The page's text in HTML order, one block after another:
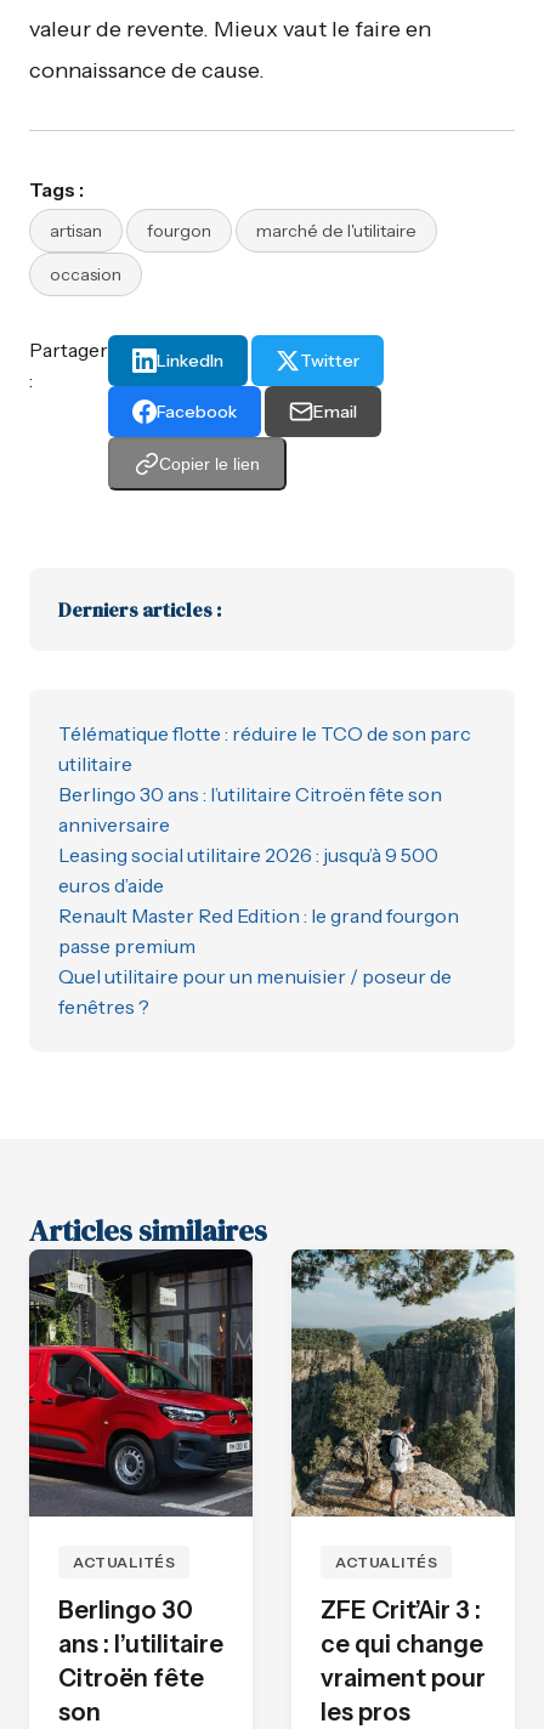
valeur de revente. Mieux vaut le faire en
connaissance de cause.
Tags :
artisan fourgon
marché de l'utilitaire
occasion
Partager
:
LinkedIn Twitter
Facebook Email
Copier le lien
Derniers articles :
Télématique flotte : réduire le TCO de son parc
utilitaire
Berlingo 30 ans : l’utilitaire Citroën fête son
anniversaire
Leasing social utilitaire 2026 : jusqu’à 9 500
euros d’aide
Renault Master Red Edition : le grand fourgon
passe premium
Quel utilitaire pour un menuisier / poseur de
fenêtres ?
Articles similaires
ACTUALITÉS
Berlingo 30
ans : l’utilitaire
Citroën fête
son
ACTUALITÉS
ZFE Crit’Air 3 :
ce qui change
vraiment pour
les pros